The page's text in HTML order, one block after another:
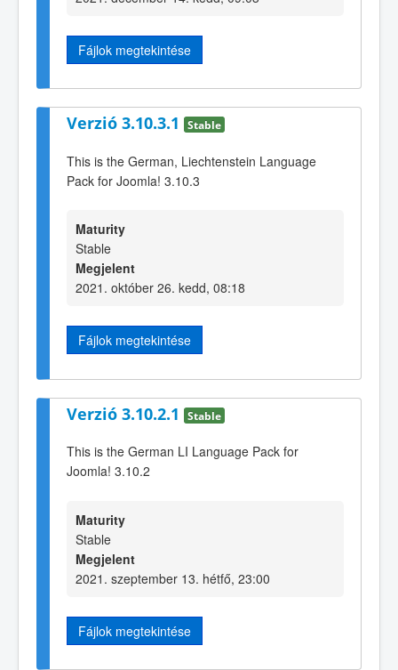
Fájlok megtekintése
Verzió 3.10.3.1 Stable
This is the German, Liechtenstein Language
Pack for Joomla! 3.10.3
Maturity
Stable
Megjelent
2021. október 26. kedd, 08:18
Fájlok megtekintése
Verzió 3.10.2.1 Stable
This is the German LI Language Pack for
Joomla! 3.10.2
Maturity
Stable
Megjelent
2021. szeptember 13. hétfő, 23:00
Fájlok megtekintése